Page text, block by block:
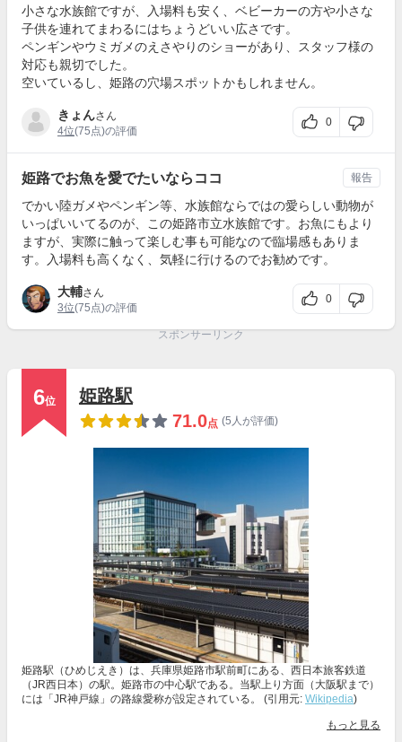
小さな水族館ですが、入場料も安く、ベビーカーの方や小さな
子供を連れてまわるにはちょうどいい広さです。
ペンギンやウミガメのえさやりのショーがあり、スタッフ様の
対応も親切でした。
空いているし、姫路の穴場スポットかもしれません。
きょんさん
4位(75点)の評価
0
姫路でお魚を愛でたいならココ
でかい陸ガメやペンギン等、水族館ならではの愛らしい動物が
いっぱいいてるのが、この姫路市立水族館です。お魚にもより
ますが、実際に触って楽しむ事も可能なので臨場感もありま
す。入場料も高くなく、気軽に行けるのでお勧めです。
大輔さん
3位(75点)の評価
0
報告
スポンサーリンク
6位
姫路駅
71.0点 (5人が評価)
姫路駅（ひめじえき）は、兵庫県姫路市駅前町にある、西日本旅客鉄道
（JR西日本）の駅。姫路市の中心駅である。当駅上り方面（大阪駅まで）
には「JR神戸線」の路線愛称が設定されている。 (引用元: Wikipedia)
もっと見る